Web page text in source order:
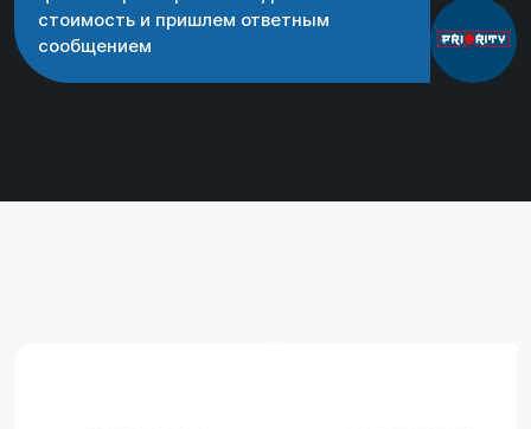
стоимость и пришлем ответным
сообщением